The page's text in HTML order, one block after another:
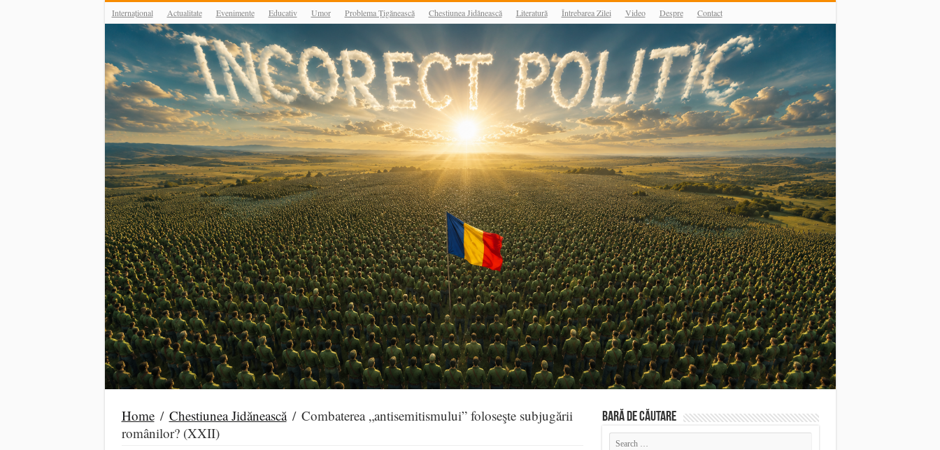
Internațional Actualitate Evenimente Educativ Umor Problema Țigănească Chestiunea Jidănească Literatură Întrebarea Zilei Video Despre Contact
Home / Chestiunea Jidănească / Combaterea „antisemitismului” foloseşte subjugării
românilor? (XXII)
BARĂ DE CĂUTARE